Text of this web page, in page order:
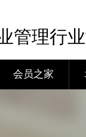
管理行
会员之家